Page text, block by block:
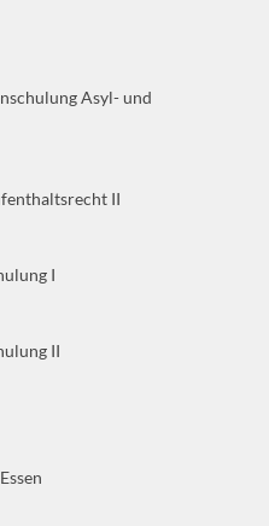
Asyl- und
II
I
II